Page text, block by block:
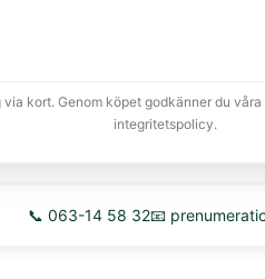
via kort. Genom köpet godkänner du
integritetspolicy.
📞 063-14 58 32📧